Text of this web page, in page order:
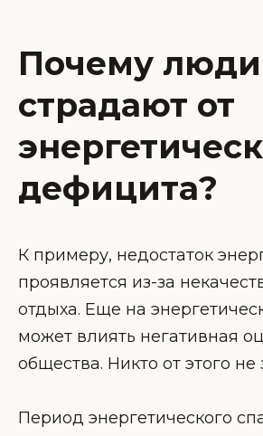
Почему люди
страдают от
дефицита?
К примеру, недостаток
проявляется из-за
отдыха. Еще на
может влиять негативная
общества. Никто от этого не
Период энергетического